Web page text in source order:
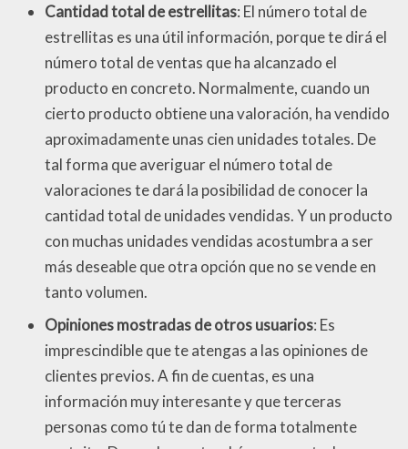
Cantidad total de estrellitas: El número total de
estrellitas es una útil información, porque te dirá el
número total de ventas que ha alcanzado el
producto en concreto. Normalmente, cuando un
cierto producto obtiene una valoración, ha vendido
aproximadamente unas cien unidades totales. De
tal forma que averiguar el número total de
valoraciones te dará la posibilidad de conocer la
cantidad total de unidades vendidas. Y un producto
con muchas unidades vendidas acostumbra a ser
más deseable que otra opción que no se vende en
tanto volumen.
Opiniones mostradas de otros usuarios: Es
imprescindible que te atengas a las opiniones de
clientes previos. A fin de cuentas, es una
información muy interesante y que terceras
personas como tú te dan de forma totalmente